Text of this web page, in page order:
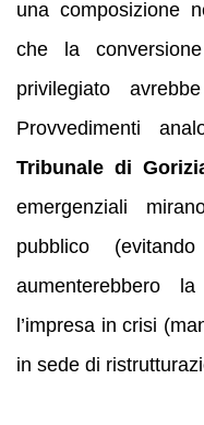
una composizione
che la
privilegiato
Provvedimenti
Tribunale di
emergenziali
pubblico
aumenterebbero
l’impresa in crisi
in sede di